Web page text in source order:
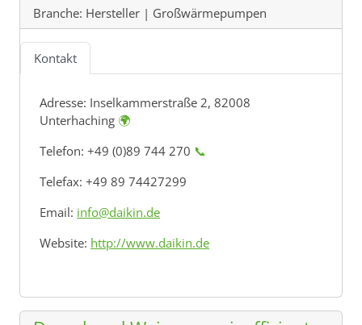
Branche: Hersteller | Großwärmepumpen
Kontakt
Adresse: Inselkammerstraße 2, 82008
Unterhaching 🌍
Telefon: +49 (0)89 744 270 📞
Telefax: +49 89 74427299
Email: info@daikin.de
Website: http://www.daikin.de